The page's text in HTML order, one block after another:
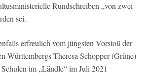
Rundschreiben „von zwei
sei.
erfreulich vom jüngsten Vorstoß der
Württembergs Theresa Schopper (Grüne)
im „Ländle“ im Juli 2021